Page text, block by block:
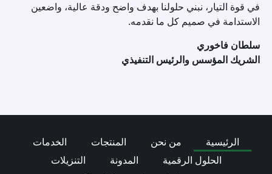
في قوة التيار، نبني حلولنا بهدف واضح ودقة عالية، واضعين
الاستدامة في صميم كل ما نقدمه.
سلطان فاخوري
الشريك المؤسس والرئيس التنفيذي
الرئيسية من نحن المنتجات
الخدمات
الحلول الرقمية
المدونة
التنزيلات